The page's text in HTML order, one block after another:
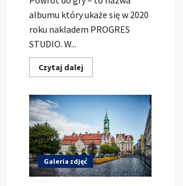
albumu który ukaże się w 2020
roku nakladem PROGRES
STUDIO. W...
Czytaj dalej
się
Trener
deLuxe
JESTEM
WIĘC
MYŚLĘ
(feat.
Sebosan,
Nelior
cuty
Galeria zdjęć